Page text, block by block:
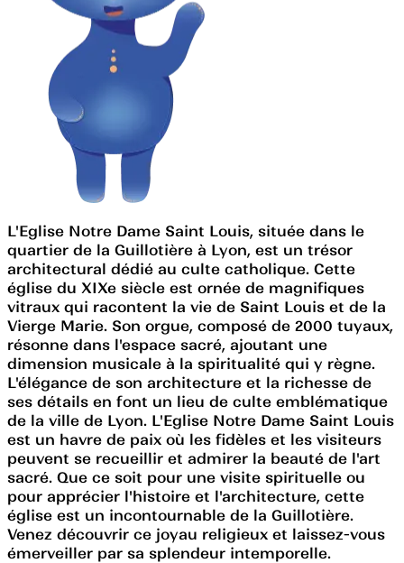
L'Eglise Notre Dame Saint Louis, située dans le
quartier de la Guillotière à Lyon, est un trésor
architectural dédié au culte catholique. Cette
église du XIXe siècle est ornée de magnifiques
vitraux qui racontent la vie de Saint Louis et de la
Vierge Marie. Son orgue, composé de 2000 tuyaux,
résonne dans l'espace sacré, ajoutant une
dimension musicale à la spiritualité qui y règne.
L'élégance de son architecture et la richesse de
ses détails en font un lieu de culte emblématique
de la ville de Lyon. L'Eglise Notre Dame Saint Louis
est un havre de paix où les fidèles et les visiteurs
peuvent se recueillir et admirer la beauté de l'art
sacré. Que ce soit pour une visite spirituelle ou
pour apprécier l'histoire et l'architecture, cette
église est un incontournable de la Guillotière.
Venez découvrir ce joyau religieux et laissez-vous
émerveiller par sa splendeur intemporelle.